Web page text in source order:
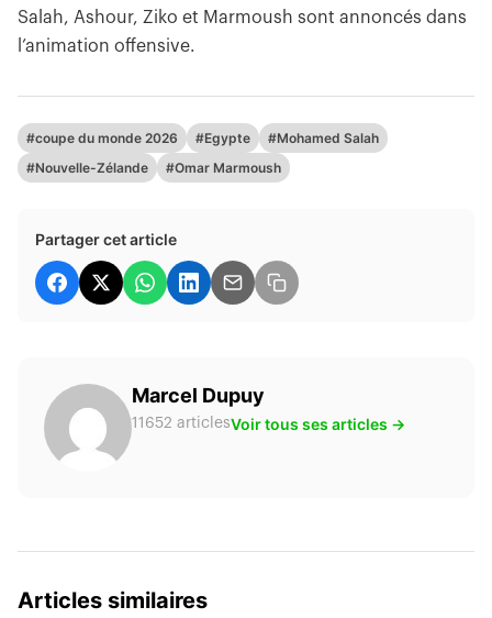
Salah, Ashour, Ziko et Marmoush sont annoncés dans
l’animation offensive.
#coupe du monde 2026 #Egypte
#Mohamed Salah
#Nouvelle-Zélande
#Omar Marmoush
Partager cet article
Marcel Dupuy
11652 articlesVoir tous ses articles →
Articles similaires